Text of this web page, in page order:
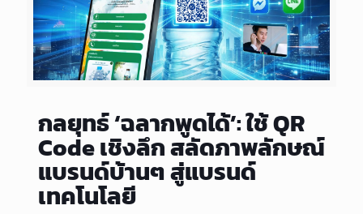
กลยุทธ์ ‘ฉลากพูดได้’: ใช้ QR
Code เชิงลึก สลัดภาพลักษณ์
แบรนด์บ้านๆ สู่แบรนด์
เทคโนโลยี